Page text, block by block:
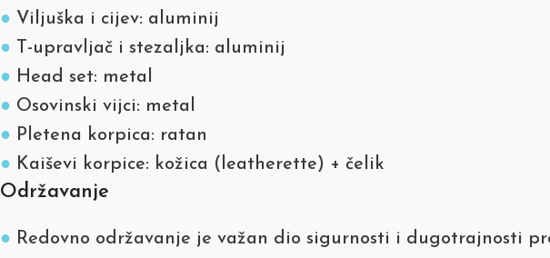
● Viljuška i cijev: aluminij
● T-upravljač i stezaljka: aluminij
● Head set: metal
● Osovinski vijci: metal
● Pletena korpica: ratan
● Kaiševi korpice: kožica (leatherette) + čelik
Održavanje
● Redovno održavanje je važan dio sigurnosti i dugotrajnosti